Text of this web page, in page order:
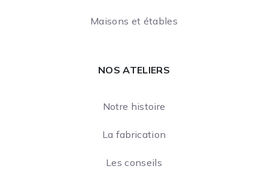
Maisons et étables
NOS ATELIERS
Notre histoire
La fabrication
Les conseils